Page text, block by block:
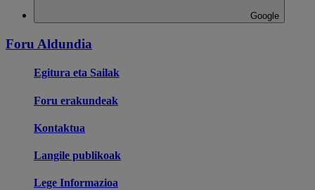
Google
Foru Aldundia
Egitura eta Sailak
Foru erakundeak
Kontaktua
Langile publikoak
Lege Informazioa